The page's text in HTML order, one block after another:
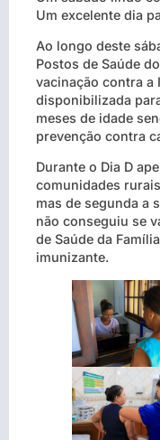
Um excelente dia
Ao longo deste
Postos de Saúde
vacinação contra a
disponibilizada
meses de idade
prevenção contra
Durante o Dia D
comunidades
mas de segunda a
não conseguiu se
de Saúde da
imunizante.